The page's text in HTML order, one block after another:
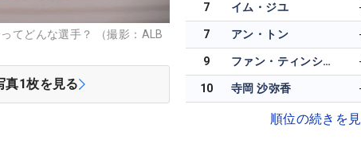
てどんな選手？ （撮影：ALB
真1枚を見る
7 イム・ジユ
7 アン・トン
9 ファン・ティンシュアン
10 寺岡 沙弥香
順位の続きを